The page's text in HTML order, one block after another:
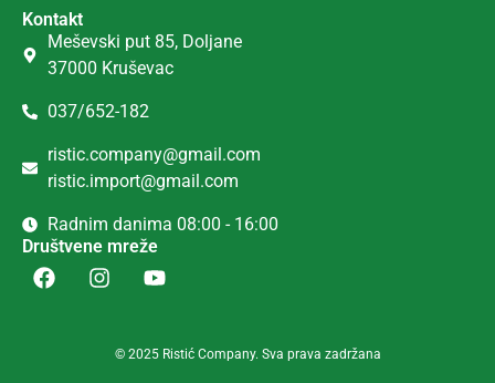
Kontakt
Meševski put 85, Doljane
37000 Kruševac
037/652-182
ristic.company@gmail.com
ristic.import@gmail.com
Radnim danima 08:00 - 16:00
Društvene mreže
© 2025 Ristić Company. Sva prava zadržana